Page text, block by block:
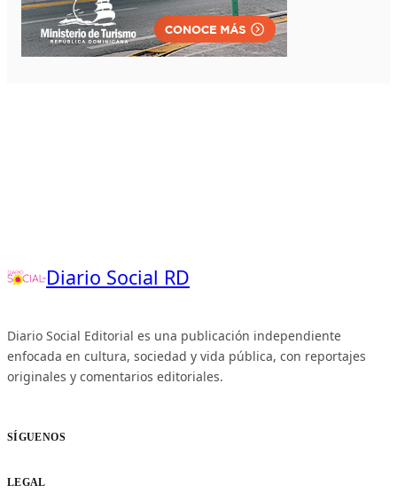
Diario Social RD
Diario Social Editorial es una publicación independiente
enfocada en cultura, sociedad y vida pública, con reportajes
originales y comentarios editoriales.
SÍGUENOS
LEGAL